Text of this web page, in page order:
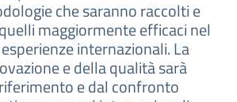
che saranno raccolti e
maggiormente efficaci nel
internazionali. La
e della qualità sarà
e dal confronto